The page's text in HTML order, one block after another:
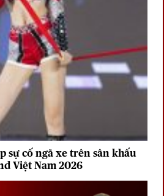
sự cố ngã xe trên sân khấu
Việt Nam 2026